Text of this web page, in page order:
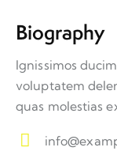
Biography
Ignissimos
voluptatem
quas molestias